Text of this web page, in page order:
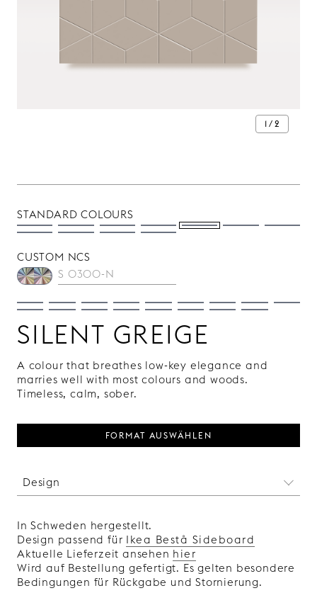
1 / 2
STANDARD COLOURS
CUSTOM NCS
SILENT GREIGE
A colour that breathes low-key elegance and
marries well with most colours and woods.
Timeless, calm, sober.
FORMAT AUSWÄHLEN
Design
Ehre. Die verschiedensten Muster tauchen darin
auf, von Zickzack-Linien über Rauten bis hin zu
übereinander gestapelten Würfeln. Mit dem
Wechsel des Lichteinfalls im Verlauf des Tages
wird dieses Muster auf erstaunliche Weise zum
In Schweden hergestellt.
Design passend für Ikea Bestå Sideboard
Aktuelle Lieferzeit ansehen hier
Wird auf Bestellung gefertigt. Es gelten besondere
Bedingungen für Rückgabe und Stornierung.